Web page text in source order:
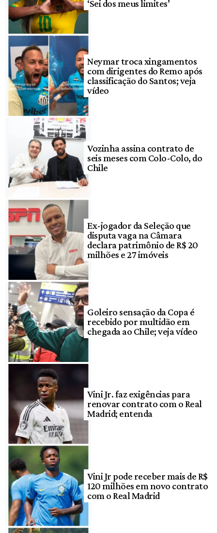
‘Sei dos meus limites’
Neymar troca xingamentos
com dirigentes do Remo após
classificação do Santos; veja
vídeo
Vozinha assina contrato de
seis meses com Colo-Colo, do
Chile
Ex-jogador da Seleção que
disputa vaga na Câmara
declara patrimônio de R$ 20
milhões e 27 imóveis
Goleiro sensação da Copa é
recebido por multidão em
chegada ao Chile; veja vídeo
Vini Jr. faz exigências para
renovar contrato com o Real
Madrid; entenda
Vini Jr pode receber mais de R$
120 milhões em novo contrato
com o Real Madrid